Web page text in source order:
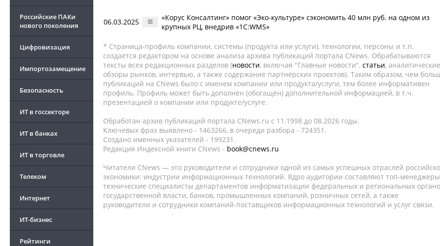
Российские ПАКи
нового поколения
Цифровизация
Импортозамещение
Безопасность
ИТ в госсекторе
ИТ в банках
ИТ в торговле
Телеком
Интернет
ИТ-бизнес
Рейтинги
06.03.2025
«Корус Консалтинг» помог «Эко-культуре» сэкономить 40 млн руб. на одном из
крупных РЦ, внедрив «1С:WMS»
* Страница-профиль компании, системы (продукта или услуги), технологии, персоны и т.п.
создается редактором на основе анализа архива публикаций портала CNews. Обрабатываются
тексты всех редакционных разделов (новости, включая "Главные новости", статьи, аналитические
обзоры рынков, интервью, а также содержание партнёрских проектов). Таким образом, чем
публикаций на CNews было с именем компании или продукта/услуги, тем более информативен
профиль. Профиль может быть дополнен (обогащен) дополнительной информацией, в т.ч.
презентацией о компании или продукте/услуге.
Обработан архив публикаций портала CNews.ru c 11.1998 до 08.2026 годы.
Ключевых фраз выявлено - 1463266, в очереди разбора - 724351.
Создано именных указателей - 199231.
Редакция Индексной книги CNews - book@cnews.ru
Читатели CNews — это руководители и сотрудники одной из самых успешных отраслей
экономики: индустрии информационных технологий. Ядро аудитории составляют топ-
технические специалисты департаментов информатизации федеральных и региональных
государственной власти, банков, промышленных компаний, розничных сетей, а также
руководители и сотрудники компаний-поставщиков информационных технологий и услуг связи.